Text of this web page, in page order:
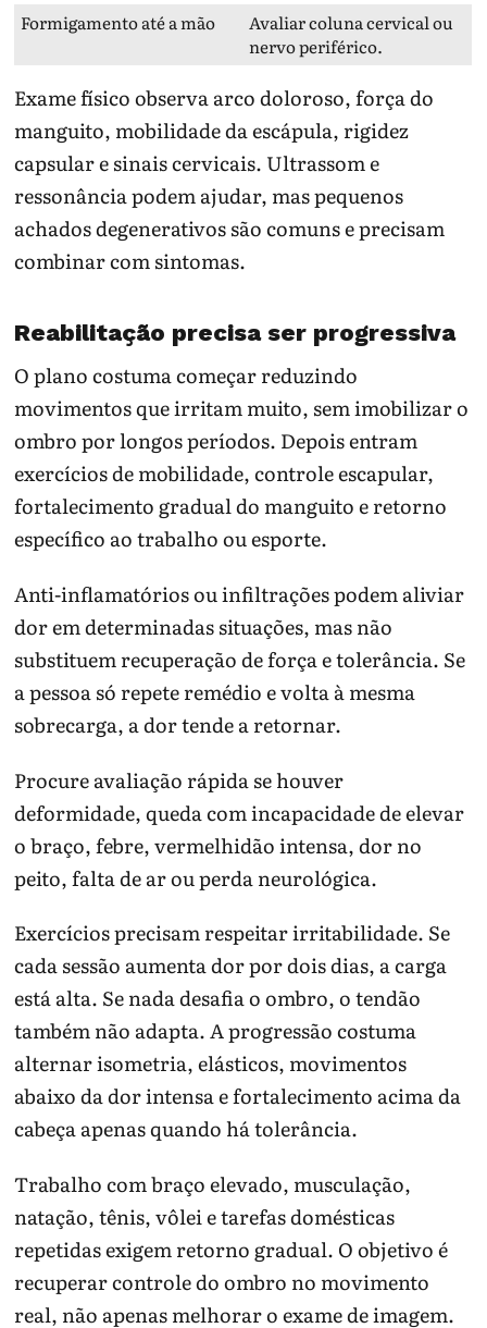
Formigamento até a mão
Avaliar coluna cervical ou
nervo periférico.
Exame físico observa arco doloroso, força do
manguito, mobilidade da escápula, rigidez
capsular e sinais cervicais. Ultrassom e
ressonância podem ajudar, mas pequenos
achados degenerativos são comuns e precisam
combinar com sintomas.
Reabilitação precisa ser progressiva
O plano costuma começar reduzindo
movimentos que irritam muito, sem imobilizar o
ombro por longos períodos. Depois entram
exercícios de mobilidade, controle escapular,
fortalecimento gradual do manguito e retorno
específico ao trabalho ou esporte.
Anti-inflamatórios ou infiltrações podem aliviar
dor em determinadas situações, mas não
substituem recuperação de força e tolerância. Se
a pessoa só repete remédio e volta à mesma
sobrecarga, a dor tende a retornar.
Procure avaliação rápida se houver
deformidade, queda com incapacidade de elevar
o braço, febre, vermelhidão intensa, dor no
peito, falta de ar ou perda neurológica.
Exercícios precisam respeitar irritabilidade. Se
cada sessão aumenta dor por dois dias, a carga
está alta. Se nada desafia o ombro, o tendão
também não adapta. A progressão costuma
alternar isometria, elásticos, movimentos
abaixo da dor intensa e fortalecimento acima da
cabeça apenas quando há tolerância.
Trabalho com braço elevado, musculação,
natação, tênis, vôlei e tarefas domésticas
repetidas exigem retorno gradual. O objetivo é
recuperar controle do ombro no movimento
real, não apenas melhorar o exame de imagem.